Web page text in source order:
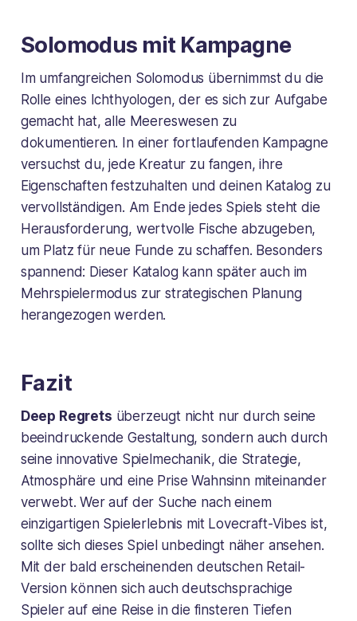
Solomodus mit Kampagne
Im umfangreichen Solomodus übernimmst du die
Rolle eines Ichthyologen, der es sich zur Aufgabe
gemacht hat, alle Meereswesen zu
dokumentieren. In einer fortlaufenden Kampagne
versuchst du, jede Kreatur zu fangen, ihre
Eigenschaften festzuhalten und deinen Katalog zu
vervollständigen. Am Ende jedes Spiels steht die
Herausforderung, wertvolle Fische abzugeben,
um Platz für neue Funde zu schaffen. Besonders
spannend: Dieser Katalog kann später auch im
Mehrspielermodus zur strategischen Planung
herangezogen werden.
Fazit
Deep Regrets überzeugt nicht nur durch seine
beeindruckende Gestaltung, sondern auch durch
seine innovative Spielmechanik, die Strategie,
Atmosphäre und eine Prise Wahnsinn miteinander
verwebt. Wer auf der Suche nach einem
einzigartigen Spielerlebnis mit Lovecraft-Vibes ist,
sollte sich dieses Spiel unbedingt näher ansehen.
Mit der bald erscheinenden deutschen Retail-
Version können sich auch deutschsprachige
Spieler auf eine Reise in die finsteren Tiefen